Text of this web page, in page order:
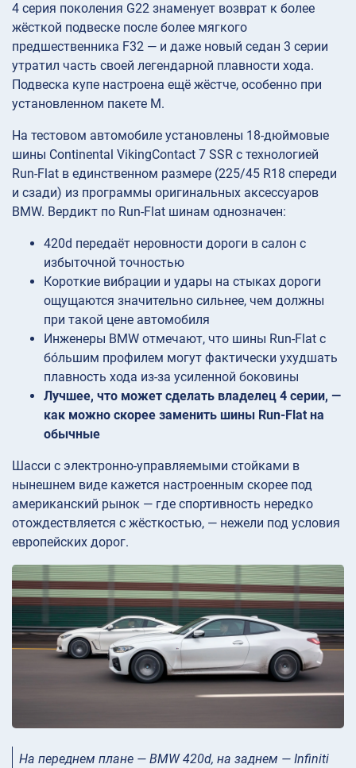
4 серия поколения G22 знаменует возврат к более
жёсткой подвеске после более мягкого
предшественника F32 — и даже новый седан 3 серии
утратил часть своей легендарной плавности хода.
Подвеска купе настроена ещё жёстче, особенно при
установленном пакете M.
На тестовом автомобиле установлены 18-дюймовые
шины Continental VikingContact 7 SSR с технологией
Run-Flat в единственном размере (225/45 R18 спереди
и сзади) из программы оригинальных аксессуаров
BMW. Вердикт по Run-Flat шинам однозначен:
420d передаёт неровности дороги в салон с
избыточной точностью
Короткие вибрации и удары на стыках дороги
ощущаются значительно сильнее, чем должны
при такой цене автомобиля
Инженеры BMW отмечают, что шины Run-Flat с
бо́льшим профилем могут фактически ухудшать
плавность хода из-за усиленной боковины
Лучшее, что может сделать владелец 4 серии, —
как можно скорее заменить шины Run-Flat на
обычные
Шасси с электронно-управляемыми стойками в
нынешнем виде кажется настроенным скорее под
американский рынок — где спортивность нередко
отождествляется с жёсткостью, — нежели под условия
европейских дорог.
На переднем плане — BMW 420d, на заднем — Infiniti